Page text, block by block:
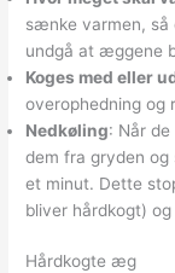
sænke varmen,
undgå at æggene
Koges med eller
overophedning og
Nedkøling: Når
dem fra gryden
et minut. Dette
bliver hårdkogt)
Hårdkogte æg